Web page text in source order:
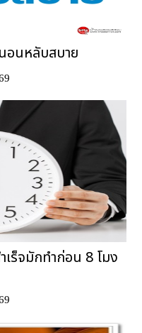
อนหลับสบาย
ร็จมักทำก่อน 8 โมง